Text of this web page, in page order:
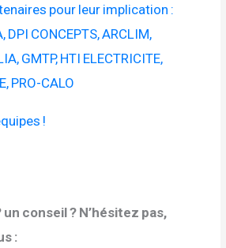
pour leur implication :
DPI CONCEPTS, ARCLIM,
GMTP, HTI ELECTRICITE,
PRO-CALO
!
conseil ? N’hésitez pas,
: